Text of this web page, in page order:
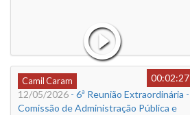
Camil Caram
00:02:27
12/05/2026 - 6ª Reunião Extraordinária -
Comissão de Administração Pública e